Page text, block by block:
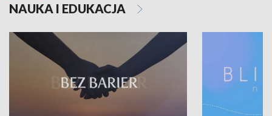
NAUKA I EDUKACJA